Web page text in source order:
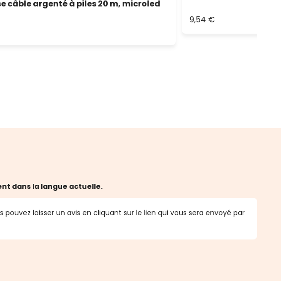
câble argenté à piles 20 m, microled
9,54 €
dans la langue actuelle.
pouvez laisser un avis en cliquant sur le lien qui vous sera envoyé par